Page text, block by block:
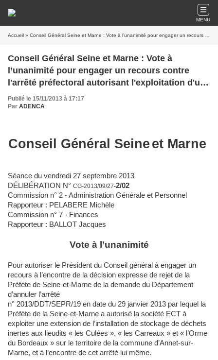
MENU
Accueil » Conseil Général Seine et Marne : Vote à l’unanimité pour engager un recours contre l'arrêté préfectoral autorisant l'exploitation d'une décharge à Annet sur Marne
Conseil Général Seine et Marne : Vote à
l’unanimité pour engager un recours contre
l'arrêté préfectoral autorisant l'exploitation d'une
décharge à Annet sur Marne
Publié le 15/11/2013 à 17:17
Par ADENCA
Conseil Général Seine et Marne
Séance du vendredi 27 septembre 2013
DÉLIBÉRATION N° CG-2013/09/27-2/02
Commission n° 2 - Administration Générale et Personne
Rapporteur : PELABERE Michèle
Commission n° 7 - Finances
Rapporteur : BALLOT Jacques
Vote à l’unanimité
Pour autoriser le Président du Conseil général à engager un
recours à l’encontre de la décision expresse de rejet de la
Préfète de Seine-et-Marne de la demande du Département
d’annuler l’arrêté
n° 2013/DDT/SEPR/19 en date du 29 janvier 2013 par lequel la
Préfète de la Seine-et-Marne a autorisé la société ECT à
exploiter une extension de l’installation de stockage de déchets
inertes aux lieudits « les Culées », « les Carreaux » et « l’Orme
du Bordeaux » sur le territoire de la commune d’Annet-sur-
Marne, et à l’encontre de cet arrêté lui même.